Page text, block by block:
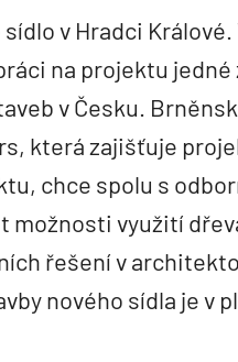
v Hradci Králové.
na projektu jedné
v Česku.
která zajišťuje
chce spolu s
možnosti využití
řešení v
nového sídla je v